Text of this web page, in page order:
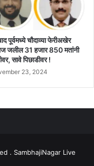
पूर्वमध्ये चौदाव्या फेरीअखेर
जलील 31 हजार 850 मतांनी
सावे पिछाडीवर !
23, 2024
. SambhajiNagar Live